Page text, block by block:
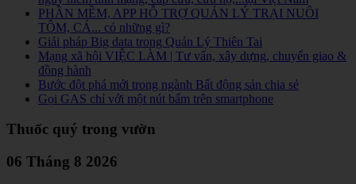
PHẦN MỀM, APP HỖ TRỢ QUẢN LÝ TRẠI NUÔI
TÔM, CÁ... có những gì?
Giải pháp Big data trong Quản Lý Thiên Tai
Mạng xã hội VIỆC LÀM | Tư vấn, xây dựng, chuyển giao &
đồng hành
Bước đột phá mới trong ngành Bất động sản chia sẻ
Gọi GAS chỉ với một nút bấm trên smartphone
Thuốc quý trong vườn
06 Tháng 8 2026